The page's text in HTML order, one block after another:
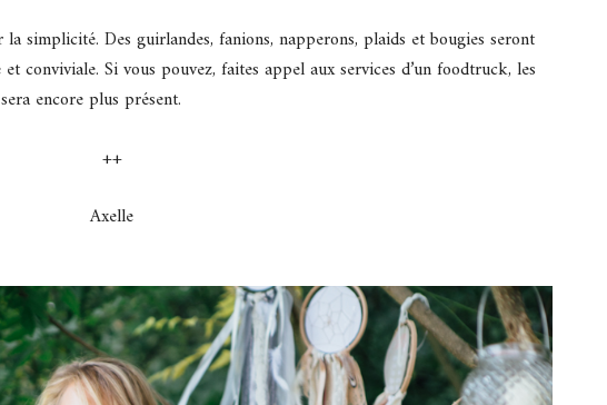
simplicité. Des guirlandes, fanions, napperons, plaids et bougies seront
conviviale. Si vous pouvez, faites appel aux services d’un foodtruck, les
encore plus présent.
++
Axelle